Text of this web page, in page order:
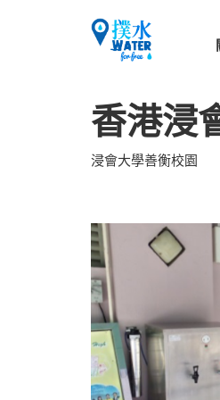
香港浸
浸會大學善衡校園